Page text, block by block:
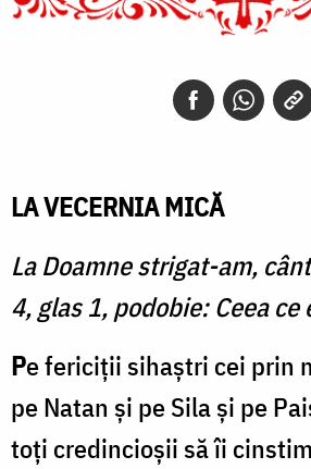
LA VECERNIA MICĂ
La Doamne strigat-am,
4, glas 1, podobie: Ceea
Pe fericiții sihaștri cei prin
pe Natan și pe Sila și pe
toți credincioșii să îi